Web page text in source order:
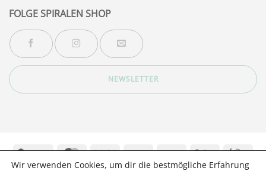
FOLGE SPIRALEN SHOP
NEWSLETTER
Twint MasterCard
Visa
Bank
Transfer
PayPal
Google
Pay
Pay
Wir verwenden Cookies, um dir die bestmögliche Erfahrung